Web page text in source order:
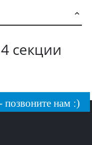
секции
позвоните нам :)